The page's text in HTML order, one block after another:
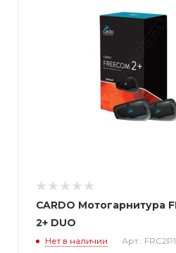
CARDO Мотогарнитура
2+ DUO
Нет в наличии Арт.: